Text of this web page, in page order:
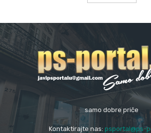
samo dobre priče
Kontaktirajte nas: psportal@ps-